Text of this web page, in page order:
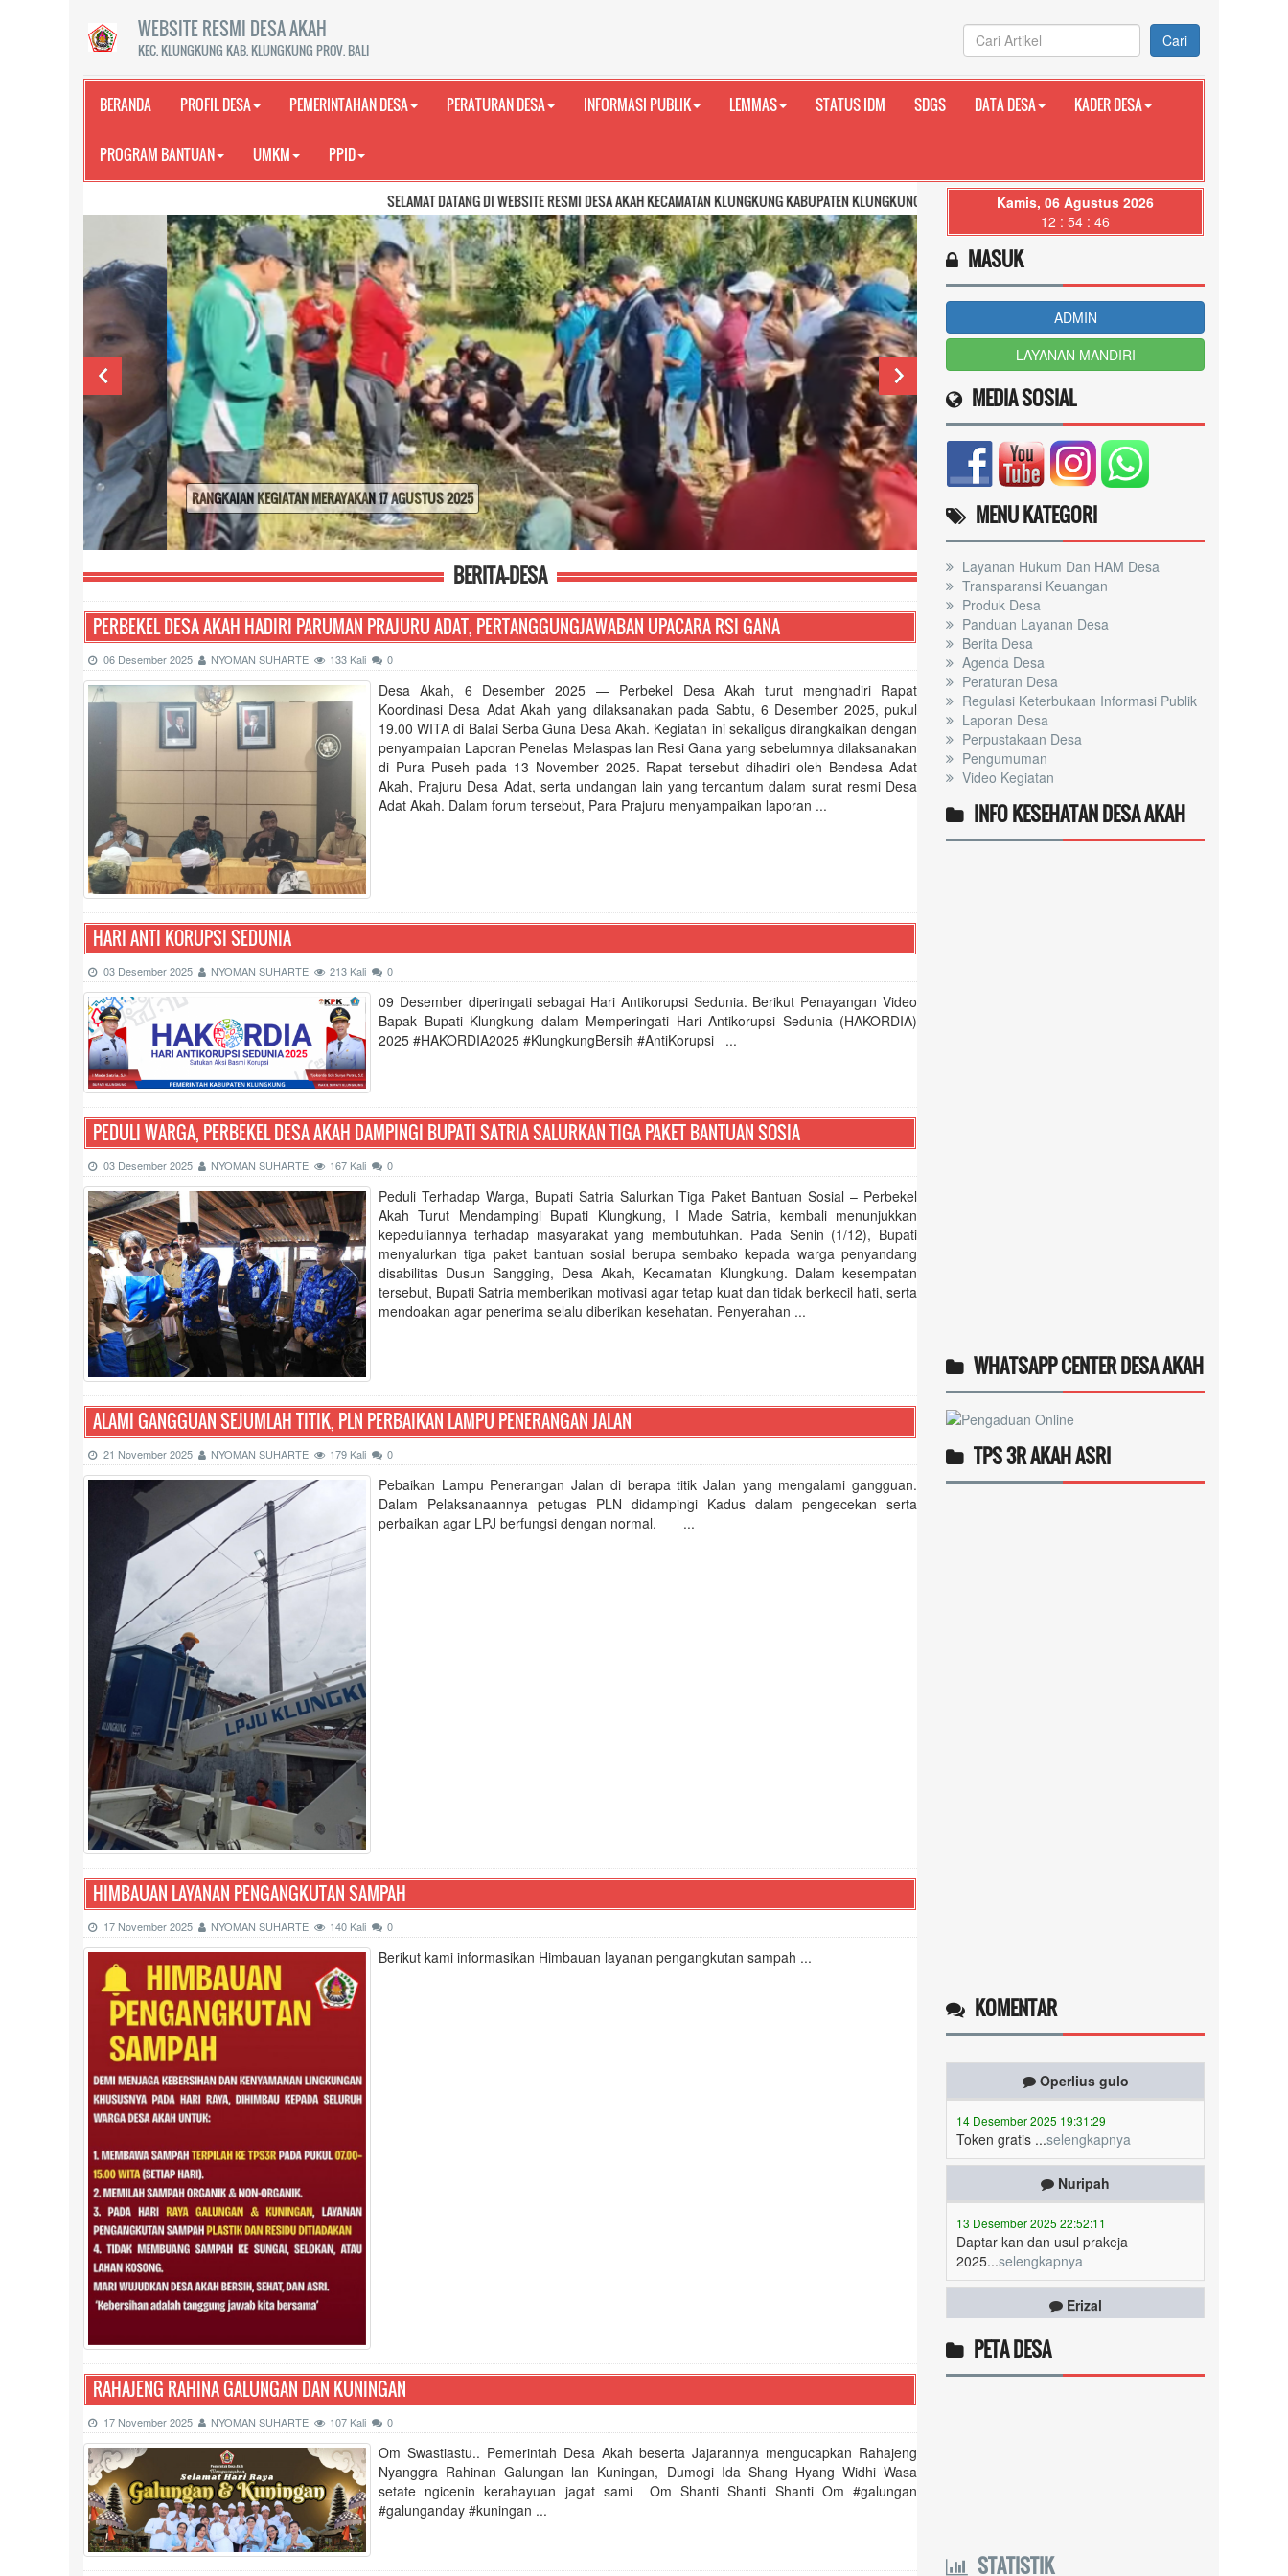
WEBSITE RESMI DESA AKAH
KEC. KLUNGKUNG KAB. KLUNGKUNG PROV. BALI Cari
BERANDA PROFIL DESA PEMERINTAHAN DESA PERATURAN DESA INFORMASI PUBLIK LEMMAS STATUS IDM SDGS DATA DESA KADER DESA
PROGRAM BANTUAN UMKM PPID
SELAMAT DATANG DI WEBSITE RESMI DESA AKAH KECAMATAN KLUNGKUNG KABUPATEN KLUNGKUNG PROVINSI BALI
RANGKAIAN KEGIATAN MERAYAKAN 17 AGUSTUS 2025
BERITA-DESA
PERBEKEL DESA AKAH HADIRI PARUMAN PRAJURU ADAT, PERTANGGUNGJAWABAN UPACARA RSI GANA
06 Desember 2025 NYOMAN SUHARTE 133 Kali 0
Desa Akah, 6 Desember 2025 — Perbekel Desa Akah turut menghadiri Rapat
Koordinasi Desa Adat Akah yang dilaksanakan pada Sabtu, 6 Desember 2025, pukul
19.00 WITA di Balai Serba Guna Desa Akah. Kegiatan ini sekaligus dirangkaikan dengan
penyampaian Laporan Penelas Melaspas lan Resi Gana yang sebelumnya dilaksanakan
di Pura Puseh pada 13 November 2025. Rapat tersebut dihadiri oleh Bendesa Adat
Akah, Prajuru Desa Adat, serta undangan lain yang tercantum dalam surat resmi Desa
Adat Akah. Dalam forum tersebut, Para Prajuru menyampaikan laporan ...
HARI ANTI KORUPSI SEDUNIA
03 Desember 2025 NYOMAN SUHARTE 213 Kali 0
09 Desember diperingati sebagai Hari Antikorupsi Sedunia. Berikut Penayangan Video
Bapak Bupati Klungkung dalam Memperingati Hari Antikorupsi Sedunia (HAKORDIA)
2025 #HAKORDIA2025 #KlungkungBersih #AntiKorupsi ...
PEDULI WARGA, PERBEKEL DESA AKAH DAMPINGI BUPATI SATRIA SALURKAN TIGA PAKET BANTUAN SOSIA
03 Desember 2025 NYOMAN SUHARTE 167 Kali 0
Peduli Terhadap Warga, Bupati Satria Salurkan Tiga Paket Bantuan Sosial – Perbekel
Akah Turut Mendampingi Bupati Klungkung, I Made Satria, kembali menunjukkan
kepeduliannya terhadap masyarakat yang membutuhkan. Pada Senin (1/12), Bupati
menyalurkan tiga paket bantuan sosial berupa sembako kepada warga penyandang
disabilitas Dusun Sangging, Desa Akah, Kecamatan Klungkung. Dalam kesempatan
tersebut, Bupati Satria memberikan motivasi agar tetap kuat dan tidak berkecil hati, serta
mendoakan agar penerima selalu diberikan kesehatan. Penyerahan ...
ALAMI GANGGUAN SEJUMLAH TITIK, PLN PERBAIKAN LAMPU PENERANGAN JALAN
21 November 2025 NYOMAN SUHARTE 179 Kali 0
Pebaikan Lampu Penerangan Jalan di berapa titik Jalan yang mengalami gangguan.
Dalam Pelaksanaannya petugas PLN didampingi Kadus dalam pengecekan serta
perbaikan agar LPJ berfungsi dengan normal. ...
HIMBAUAN LAYANAN PENGANGKUTAN SAMPAH
17 November 2025 NYOMAN SUHARTE 140 Kali 0
Berikut kami informasikan Himbauan layanan pengangkutan sampah ...
RAHAJENG RAHINA GALUNGAN DAN KUNINGAN
17 November 2025 NYOMAN SUHARTE 107 Kali 0
Om Swastiastu.. Pemerintah Desa Akah beserta Jajarannya mengucapkan Rahajeng
Nyanggra Rahinan Galungan lan Kuningan, Dumogi Ida Shang Hyang Widhi Wasa
setate ngicenin kerahayuan jagat sami Om Shanti Shanti Shanti Om #galungan
#galunganday #kuningan ...
Kamis, 06 Agustus 2026
12 : 54 : 48
MASUK
ADMIN
LAYANAN MANDIRI
MEDIA SOSIAL
MENU KATEGORI
Layanan Hukum Dan HAM Desa
Transparansi Keuangan
Produk Desa
Panduan Layanan Desa
Berita Desa
Agenda Desa
Peraturan Desa
Regulasi Keterbukaan Informasi Publik
Laporan Desa
Perpustakaan Desa
Pengumuman
Video Kegiatan
INFO KESEHATAN DESA AKAH
WHATSAPP CENTER DESA AKAH
TPS 3R AKAH ASRI
KOMENTAR
14 Desember 2025 19:31:29
Token gratis ...selengkapnya
Nuripah
13 Desember 2025 22:52:11
Daptar kan dan usul prakeja
2025...selengkapnya
Erizal
09 Desember 2025 13:48:42
selengkapnya
PETA DESA
STATISTIK